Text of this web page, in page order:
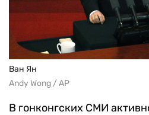
Ван Ян
Andy Wong / AP
В гонконгских СМИ